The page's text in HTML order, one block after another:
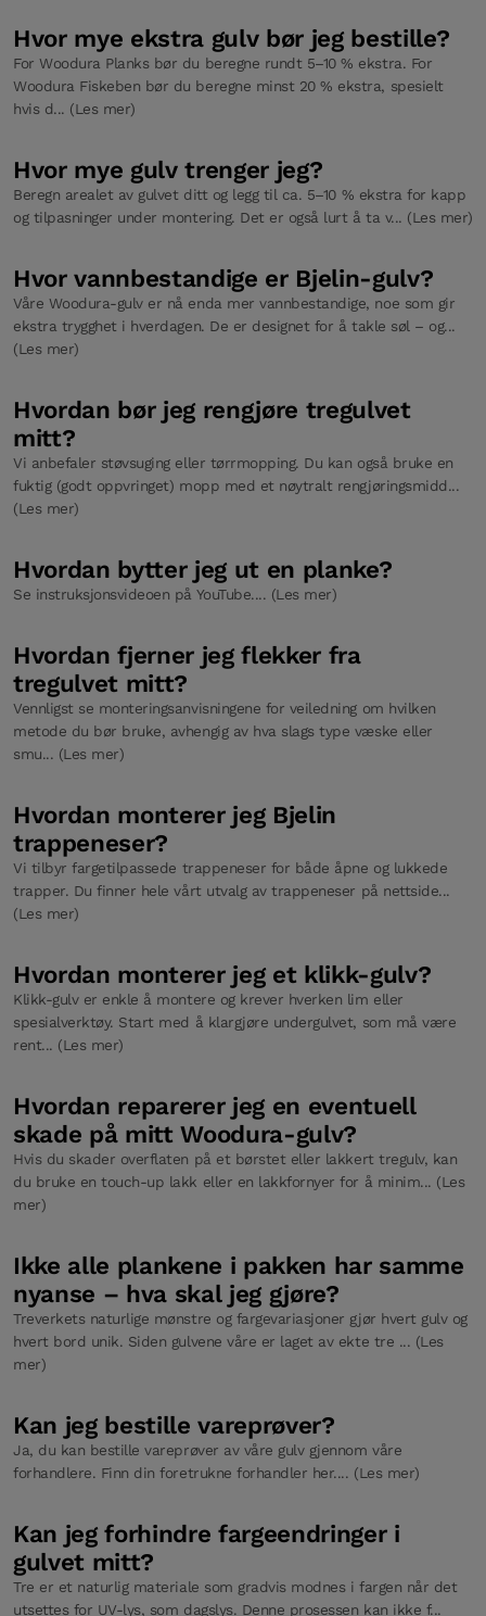
Hvor mye ekstra gulv bør jeg bestille?
For Woodura Planks bør du beregne rundt 5–10 % ekstra. For
Woodura Fiskeben bør du beregne minst 20 % ekstra, spesielt
hvis d... (Les mer)
Hvor mye gulv trenger jeg?
Beregn arealet av gulvet ditt og legg til ca. 5–10 % ekstra for kapp
og tilpasninger under montering. Det er også lurt å ta v... (Les mer)
Hvor vannbestandige er Bjelin-gulv?
Våre Woodura-gulv er nå enda mer vannbestandige, noe som gir
ekstra trygghet i hverdagen. De er designet for å takle søl – og...
(Les mer)
Hvordan bør jeg rengjøre tregulvet
mitt?
Vi anbefaler støvsuging eller tørrmopping. Du kan også bruke en
fuktig (godt oppvringet) mopp med et nøytralt rengjøringsmidd...
(Les mer)
Hvordan bytter jeg ut en planke?
Se instruksjonsvideoen på YouTube.... (Les mer)
Hvordan fjerner jeg flekker fra
tregulvet mitt?
Vennligst se monteringsanvisningene for veiledning om hvilken
metode du bør bruke, avhengig av hva slags type væske eller
smu... (Les mer)
Hvordan monterer jeg Bjelin
trappeneser?
Vi tilbyr fargetilpassede trappeneser for både åpne og lukkede
trapper. Du finner hele vårt utvalg av trappeneser på nettside...
(Les mer)
Hvordan monterer jeg et klikk-gulv?
Klikk-gulv er enkle å montere og krever hverken lim eller
spesialverktøy. Start med å klargjøre undergulvet, som må være
rent... (Les mer)
Hvordan reparerer jeg en eventuell
skade på mitt Woodura-gulv?
Hvis du skader overflaten på et børstet eller lakkert tregulv, kan
du bruke en touch-up lakk eller en lakkfornyer for å minim... (Les
mer)
Ikke alle plankene i pakken har samme
nyanse – hva skal jeg gjøre?
Treverkets naturlige mønstre og fargevariasjoner gjør hvert gulv og
hvert bord unik. Siden gulvene våre er laget av ekte tre ... (Les
mer)
Kan jeg bestille vareprøver?
Ja, du kan bestille vareprøver av våre gulv gjennom våre
forhandlere. Finn din foretrukne forhandler her.... (Les mer)
Kan jeg forhindre fargeendringer i
gulvet mitt?
Tre er et naturlig materiale som gradvis modnes i fargen når det
utsettes for UV-lys, som dagslys. Denne prosessen kan ikke f...